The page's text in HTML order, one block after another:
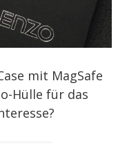
mit MagSafe
Hülle für das